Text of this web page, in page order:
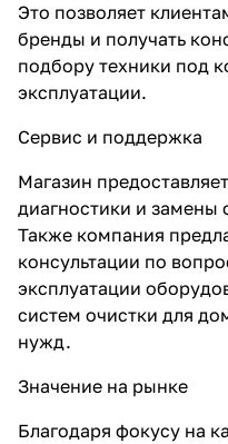
Это позволяет
бренды и получать
подбору техники под
эксплуатации.
Сервис и поддержка
Магазин
диагностики и замены
Также компания
консультации по
эксплуатации
систем очистки для
нужд.
Значение на рынке
Благодаря фокусу на